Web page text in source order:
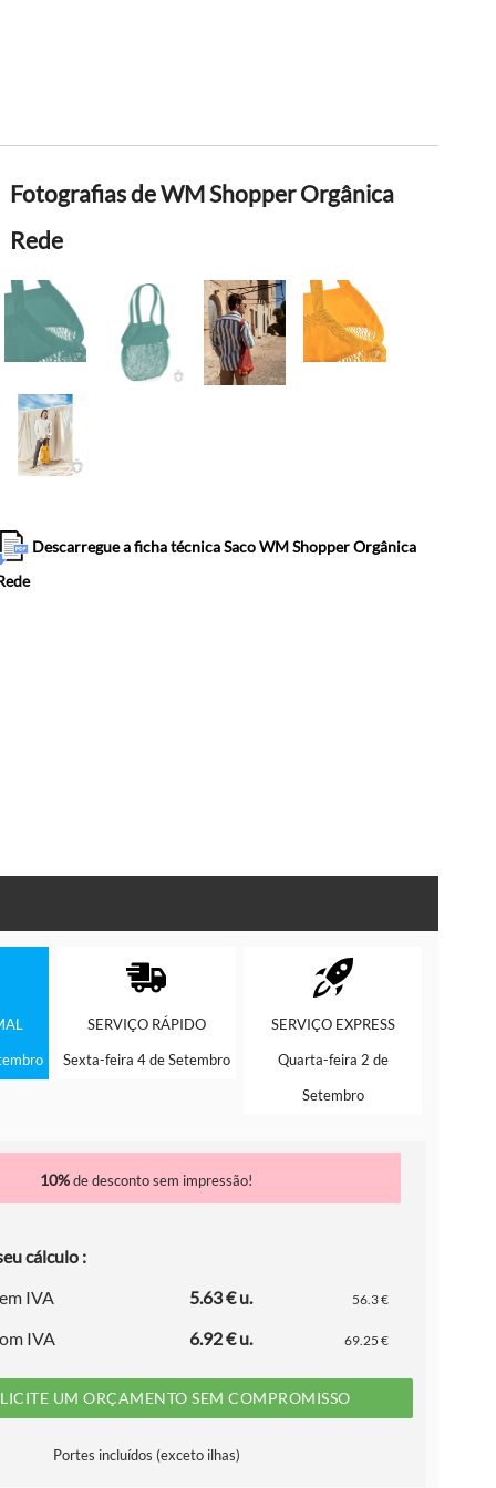
Fotografias de WM Shopper Orgânica
Rede
Descarregue a ficha técnica Saco WM Shopper Orgânica
SERVIÇO RÁPIDO
Sexta-feira 4 de Setembro
SERVIÇO EXPRESS
Quarta-feira 2 de
Setembro
10%de desconto sem impressão!
cálculo :
IVA
5.63 € u. 56.3 €
IVA 6.92 € u. 69.25 €
UM ORÇAMENTO SEM COMPROMISSO
Portes incluídos (exceto ilhas)